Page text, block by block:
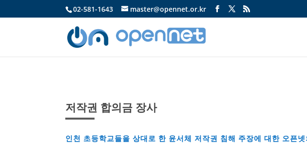
02-581-1643 master@opennet.or.kr
저작권 합의금 장사
인천 초등학교들을 상대로 한 윤서체 저작권 침해 주장에 대한 오픈